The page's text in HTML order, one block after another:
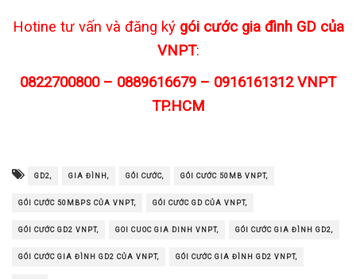
Hotine tư vấn và đăng ký gói cước gia đình GD của
VNPT:
0822700800 – 0889616679 – 0916161312 VNPT
TP.HCM
GD2, GIA ĐÌNH, GÓI CƯỚC, GÓI CƯỚC 50MB VNPT,
GÓI CƯỚC 50MBPS CỦA VNPT, GÓI CƯỚC GD CỦA VNPT,
GÓI CƯỚC GD2 VNPT, GOI CUOC GIA DINH VNPT, GÓI CƯỚC GIA ĐÌNH GD2,
GÓI CƯỚC GIA ĐÌNH GD2 CỦA VNPT, GÓI CƯỚC GIA ĐÌNH GD2 VNPT,